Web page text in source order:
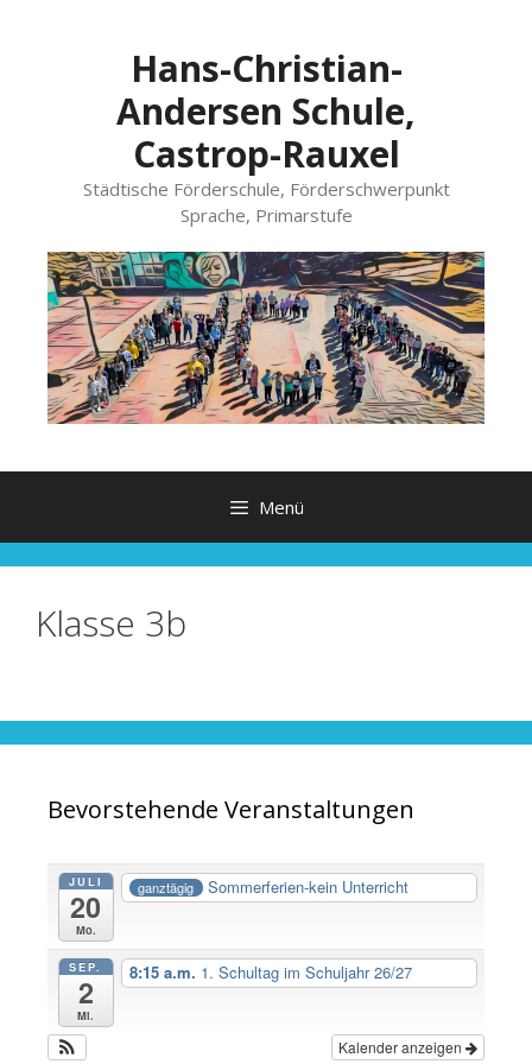
Hans-Christian-
Andersen Schule,
Castrop-Rauxel
Städtische Förderschule, Förderschwerpunkt
Sprache, Primarstufe
Menü
Klasse 3b
Bevorstehende Veranstaltungen
JULI
20
Mo.
ganztägig Sommerferien-kein Unterricht
SEP.
2
Mi.
8:15 a.m. 1. Schultag im Schuljahr 26/27
Kalender anzeigen